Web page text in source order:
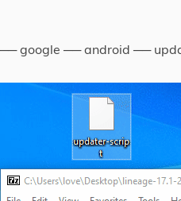
google ── android ──